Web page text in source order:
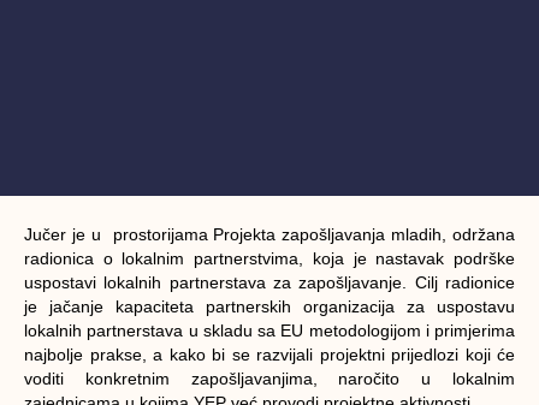
Jučer je u prostorijama Projekta zapošljavanja mladih, održana
radionica o lokalnim partnerstvima, koja je nastavak podrške
uspostavi lokalnih partnerstava za zapošljavanje. Cilj radionice
je jačanje kapaciteta partnerskih organizacija za uspostavu
lokalnih partnerstava u skladu sa EU metodologijom i primjerima
najbolje prakse, a kako bi se razvijali projektni prijedlozi koji će
voditi konkretnim zapošljavanjima, naročito u lokalnim